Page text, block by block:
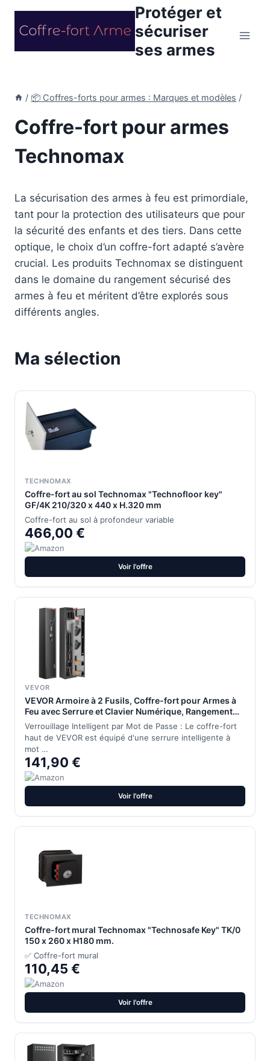
Protéger et
sécuriser
ses armes
/ 📦 Coffres-forts pour armes : Marques et modèles /
Coffre-fort pour armes
Technomax
La sécurisation des armes à feu est primordiale,
tant pour la protection des utilisateurs que pour
la sécurité des enfants et des tiers. Dans cette
optique, le choix d’un coffre-fort adapté s’avère
crucial. Les produits Technomax se distinguent
dans le domaine du rangement sécurisé des
armes à feu et méritent d’être explorés sous
différents angles.
Ma sélection
TECHNOMAX
Coffre-fort au sol Technomax "Technofloor key"
GF/4K 210/320 x 440 x H.320 mm
Coffre-fort au sol à profondeur variable
466,00 €
Voir l'offre
VEVOR
VEVOR Armoire à 2 Fusils, Coffre-fort pour Armes à
Feu avec Serrure et Clavier Numérique, Rangement
pour Armes à Feu à Accès Rapide avec Étagère
Amovible, pour Fusils et Pistolets Domestiques
Verrouillage Intelligent par Mot de Passe : Le coffre-fort
haut de VEVOR est équipé d'une serrure intelligente à
mot …
141,90 €
Voir l'offre
TECHNOMAX
Coffre-fort mural Technomax "Technosafe Key" TK/0
150 x 260 x H180 mm.
✅ Coffre-fort mural
110,45 €
Voir l'offre